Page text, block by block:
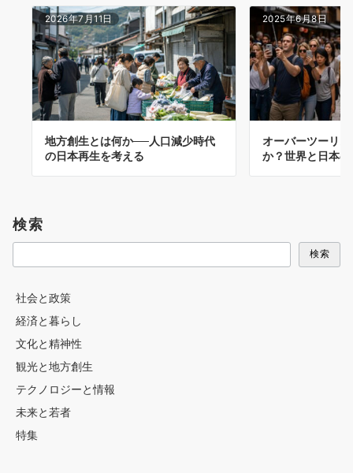
2026年7月11日
地方創生とは何か──人口減少時代
の日本再生を考える
2025年6月8日
オーバーツーリ
か？世界と日本
検索
検索
社会と政策
経済と暮らし
文化と精神性
観光と地方創生
テクノロジーと情報
未来と若者
特集